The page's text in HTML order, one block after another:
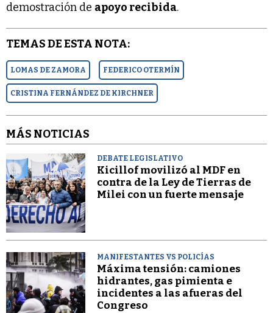
demostración de apoyo recibida.
TEMAS DE ESTA NOTA:
LOMAS DE ZAMORA FEDERICO OTERMÍN
CRISTINA FERNÁNDEZ DE KIRCHNER
MÁS NOTICIAS
DEBATE LEGISLATIVO
Kicillof movilizó al MDF en
contra de la Ley de Tierras de
Milei con un fuerte mensaje
MANIFESTANTES VS POLICÍAS
Máxima tensión: camiones
hidrantes, gas pimienta e
incidentes a las afueras del
Congreso